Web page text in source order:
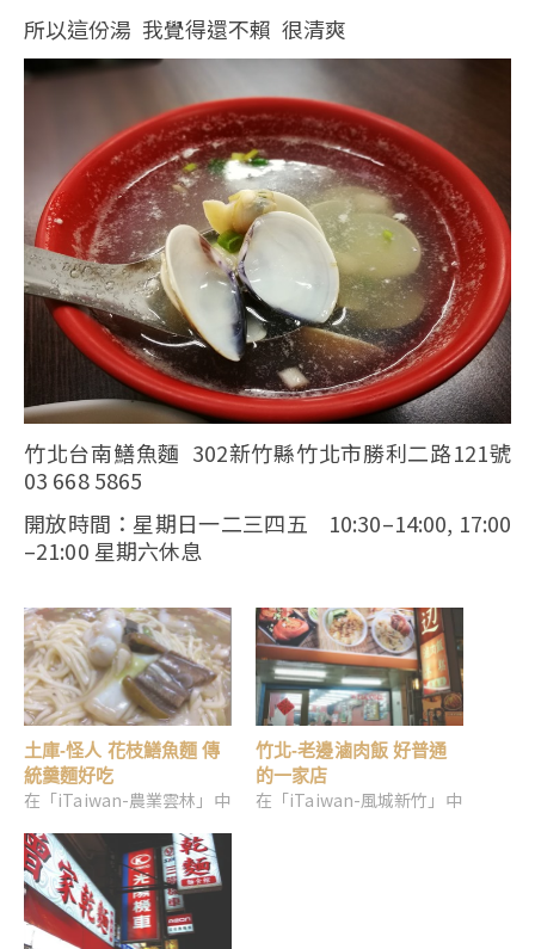
所以這份湯 我覺得還不賴 很清爽
竹北台南鱔魚麵 302新竹縣竹北市勝利二路121號
03 668 5865
開放時間：星期日一二三四五 10:30–14:00, 17:00
–21:00 星期六休息
土庫-怪人 花枝鱔魚麵 傳
統羹麵好吃
在「iTaiwan-農業雲林」中
竹北-老邊滷肉飯 好普通
的一家店
在「iTaiwan-風城新竹」中